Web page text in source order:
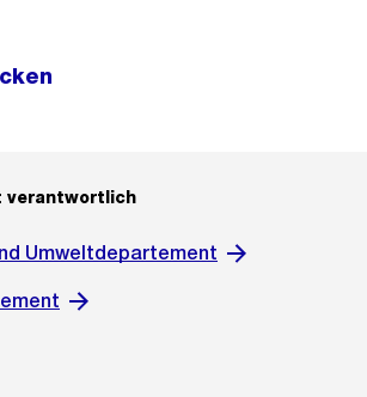
verantwortlich
Umweltdepartement